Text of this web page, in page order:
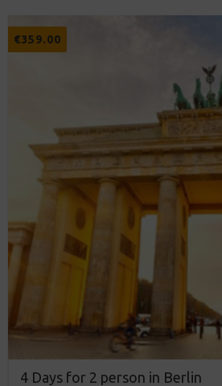
€359.00
4 Days for 2 person in Berlin